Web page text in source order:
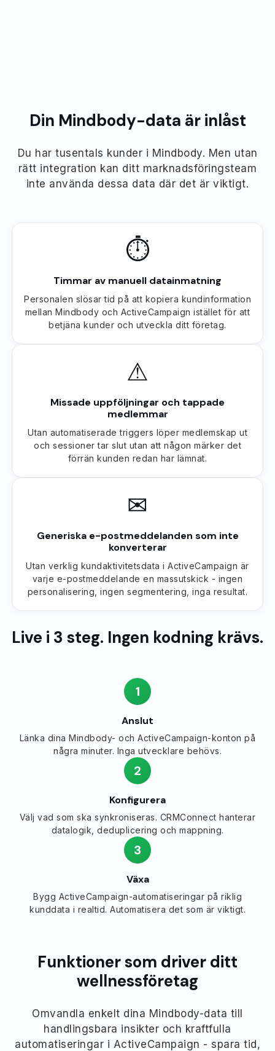
Din Mindbody-data är inlåst
Du har tusentals kunder i Mindbody. Men utan
rätt integration kan ditt marknadsföringsteam
inte använda dessa data där det är viktigt.
⏱
Timmar av manuell datainmatning
Personalen slösar tid på att kopiera kundinformation
mellan Mindbody och ActiveCampaign istället för att
betjäna kunder och utveckla ditt företag.
⚠
Missade uppföljningar och tappade
medlemmar
Utan automatiserade triggers löper medlemskap ut
och sessioner tar slut utan att någon märker det
förrän kunden redan har lämnat.
✉
Generiska e-postmeddelanden som inte
konverterar
Utan verklig kundaktivitetsdata i ActiveCampaign är
varje e-postmeddelande en massutskick - ingen
personalisering, ingen segmentering, inga resultat.
Live i 3 steg. Ingen kodning krävs.
1
Anslut
Länka dina Mindbody- och ActiveCampaign-konton på
några minuter. Inga utvecklare behövs.
2
Konfigurera
Välj vad som ska synkroniseras. CRMConnect hanterar
datalogik, deduplicering och mappning.
3
Växa
Bygg ActiveCampaign-automatiseringar på riklig
kunddata i realtid. Automatisera det som är viktigt.
Funktioner som driver ditt
wellnessföretag
Omvandla enkelt dina Mindbody-data till
handlingsbara insikter och kraftfulla
automatiseringar i ActiveCampaign - spara tid,